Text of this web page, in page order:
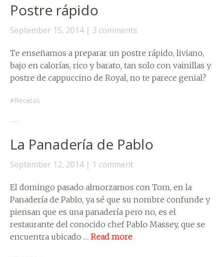
Postre rápido
September 15, 2014 3 comments
Te enseñamos a preparar un postre rápido, liviano,
bajo en calorías, rico y barato, tan solo con vainillas y
postre de cappuccino de Royal, no te parece genial?
Recetas
La Panadería de Pablo
September 12, 2014 1 comment
El domingo pasado almorzamos con Tom, en la
Panadería de Pablo, ya sé que su nombre confunde y
piensan que es una panadería pero no, es el
restaurante del conocido chef Pablo Massey, que se
encuentra ubicado … Read more